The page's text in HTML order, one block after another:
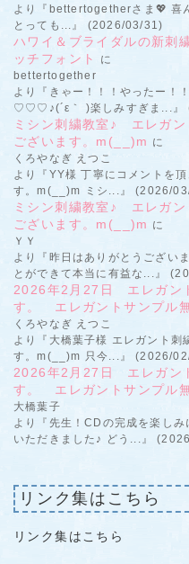
より『bettertogetherさま💖 喜
とっても...』 (2026/03/31)
ハワイ＆ブライダルの新
ッチフォント
に
bettertogether
より『きゃー！！！やったー！
♡♡♡♪(´ε｀ )楽しみすぎま...』
ミシン刺繍教室♪ エレガン
ございます。m(__)m に
くろやなぎ えつこ
より『YY様 丁寧にコメントを
す。m(__)m ミシ...』 (2026/
ミシン刺繍教室♪ エレガン
ございます。m(__)m に
ＹＹ
より『昨日はありがとうござい
とができて本当に有益な...』
2026年2月27日 エレガン
す。 エレガントサンプル
くろやなぎ えつこ
より『大橋葉子様 エレガント刺
す。m(__)m 只今...』 (2026/
2026年2月27日 エレガン
す。 エレガントサンプル
大橋葉子
より『先生！CDの完成を楽し
いただきました♪ どう...』
リンク集はこちら
リンク集はこちら